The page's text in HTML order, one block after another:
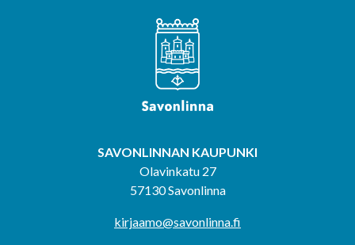
SAVONLINNAN KAUPUNKI
Olavinkatu 27
57130 Savonlinna
kirjaamo@savonlinna.fi